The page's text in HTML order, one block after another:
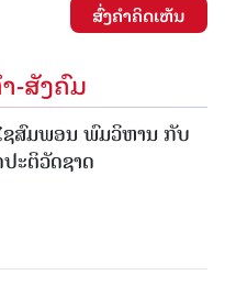
ສົ່ງຄໍາຄິດເຫັນ
-ສັງຄົມ
ຊສົມພອນ ພົມວິຫານ ກັບ
ະຕິວັດຊາດ